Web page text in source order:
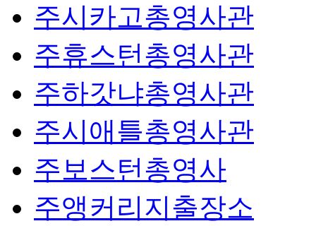
주시카고총영사관
주휴스턴총영사관
주하갓냐총영사관
주시애틀총영사관
주보스턴총영사
주앵커리지출장소